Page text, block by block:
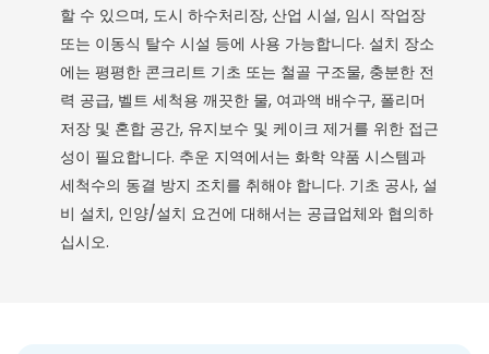
할 수 있으며, 도시 하수처리장, 산업 시설, 임시 작업장
또는 이동식 탈수 시설 등에 사용 가능합니다. 설치 장소
에는 평평한 콘크리트 기초 또는 철골 구조물, 충분한 전
력 공급, 벨트 세척용 깨끗한 물, 여과액 배수구, 폴리머
저장 및 혼합 공간, 유지보수 및 케이크 제거를 위한 접근
성이 필요합니다. 추운 지역에서는 화학 약품 시스템과
세척수의 동결 방지 조치를 취해야 합니다. 기초 공사, 설
비 설치, 인양/설치 요건에 대해서는 공급업체와 협의하
십시오.